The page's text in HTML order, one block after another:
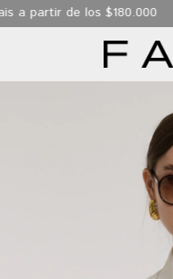
partir de los $180.000